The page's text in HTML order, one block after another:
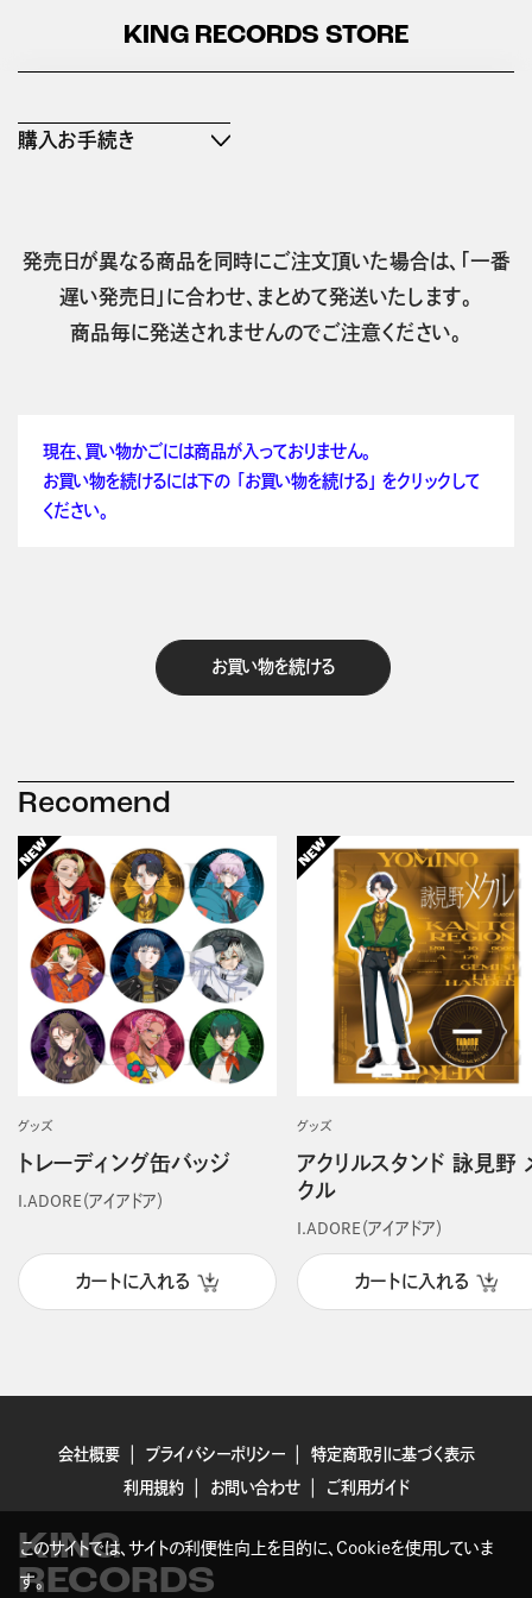
KING RECORDS STORE
購入お手続き
発売日が異なる商品を同時にご注文頂いた場合は、「一番
遅い発売日」に合わせ、まとめて発送いたします。
商品毎に発送されませんのでご注意ください。
現在、買い物かごには商品が入っておりません。
お買い物を続けるには下の 「お買い物を続ける」 をクリックして
ください。
お買い物を続ける
Recomend
グッズ
トレーディング缶バッジ
I.ADORE（アイアドア）
カートに入れる
グッズ
アクリルスタンド 詠見野
クル
I.ADORE（アイアドア）
カートに入れる
会社概要 プライバシーポリシー
特定商取引に基づく表示
利用規約
お問い合わせ ご利用ガイド
KING
RECORDS
このサイトでは、サイトの利便性向上を目的に、Cookieを使用していま
す。